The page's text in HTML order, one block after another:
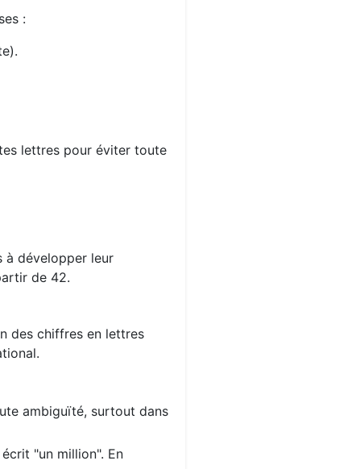
:
lettres pour éviter toute
à développer leur
de 42.
des chiffres en lettres
ambiguïté, surtout dans
"un million". En